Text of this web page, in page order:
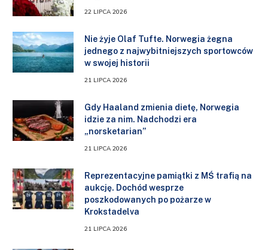
22 LIPCA 2026
Nie żyje Olaf Tufte. Norwegia żegna
jednego z najwybitniejszych sportowców
w swojej historii
21 LIPCA 2026
Gdy Haaland zmienia dietę, Norwegia
idzie za nim. Nadchodzi era
„norsketarian”
21 LIPCA 2026
Reprezentacyjne pamiątki z MŚ trafią na
aukcję. Dochód wesprze
poszkodowanych po pożarze w
Krokstadelva
21 LIPCA 2026